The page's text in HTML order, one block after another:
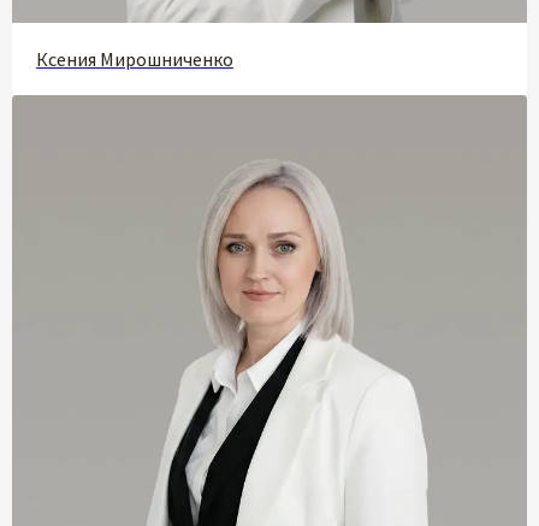
Ксения Мирошниченко